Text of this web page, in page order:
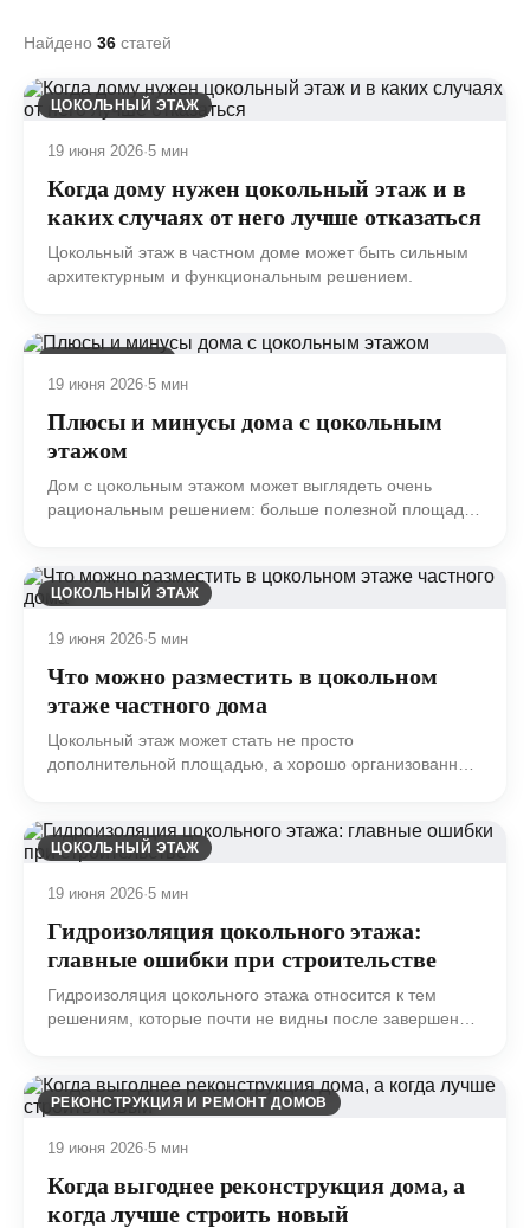
Найдено 36 статей
ЦОКОЛЬНЫЙ ЭТАЖ
19 июня 2026·5 мин
Когда дому нужен цокольный этаж и в
каких случаях от него лучше отказаться
Цокольный этаж в частном доме может быть сильным
архитектурным и функциональным решением.
19 июня 2026·5 мин
Плюсы и минусы дома с цокольным
этажом
Дом с цокольным этажом может выглядеть очень
рациональным решением: больше полезной площади,
ЦОКОЛЬНЫЙ ЭТАЖ
19 июня 2026·5 мин
Что можно разместить в цокольном
этаже частного дома
Цокольный этаж может стать не просто
дополнительной площадью, а хорошо организованным
ЦОКОЛЬНЫЙ ЭТАЖ
19 июня 2026·5 мин
Гидроизоляция цокольного этажа:
главные ошибки при строительстве
Гидроизоляция цокольного этажа относится к тем
решениям, которые почти не видны после завершения
РЕКОНСТРУКЦИЯ И РЕМОНТ ДОМОВ
19 июня 2026·5 мин
Когда выгоднее реконструкция дома, а
когда лучше строить новый